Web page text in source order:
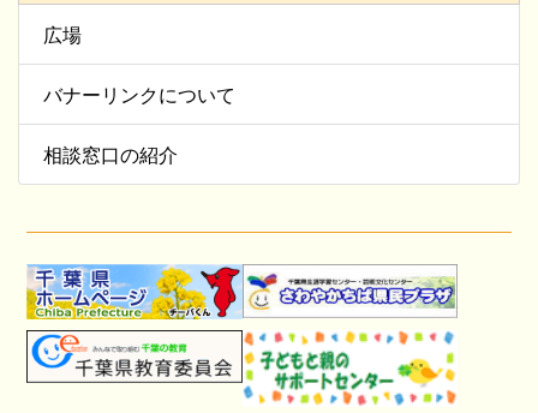
広場
バナーリンクについて
相談窓口の紹介